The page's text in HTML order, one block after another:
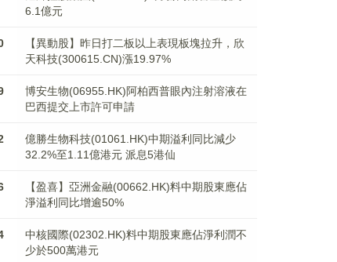
6.1億元
【異動股】昨日打二板以上表現板塊拉升，欣
天科技(300615.CN)漲19.97%
博安生物(06955.HK)阿柏西普眼內注射溶液在
巴西提交上市許可申請
億勝生物科技(01061.HK)中期溢利同比減少
32.2%至1.11億港元 派息5港仙
【盈喜】亞洲金融(00662.HK)料中期股東應佔
淨溢利同比增逾50%
中核國際(02302.HK)料中期股東應佔淨利潤不
少於500萬港元